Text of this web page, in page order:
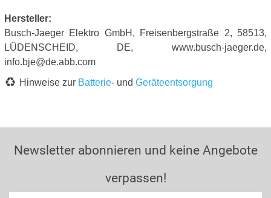
Hersteller:
Busch-Jaeger Elektro GmbH, Freisenbergstraße 2, 58513,
LÜDENSCHEID, DE, www.busch-jaeger.de,
info.bje@de.abb.com
Hinweise zur Batterie- und Geräteentsorgung
Newsletter abonnieren und keine Angebote
verpassen!